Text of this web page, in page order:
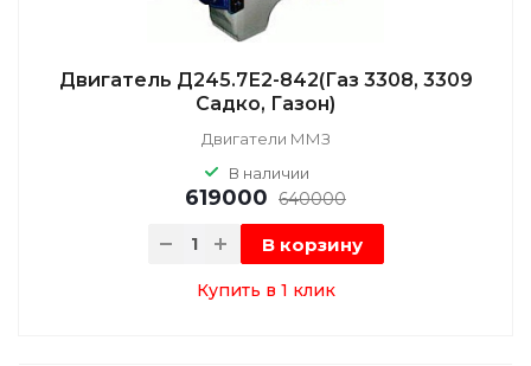
Двигатель Д245.7Е2-842(Газ 3308, 3309
Садко, Газон)
Двигатели ММЗ
В наличии
619000 640000
В корзину
Купить в 1 клик